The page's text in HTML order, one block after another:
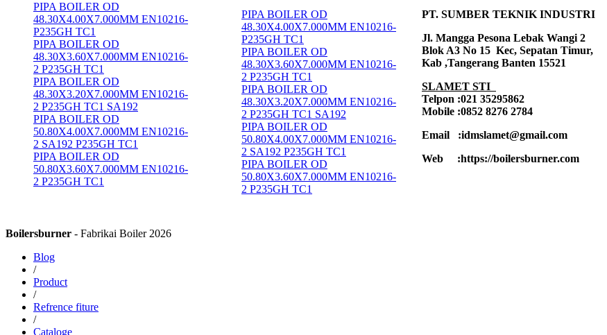
PIPA BOILER OD
48.30X4.00X7.000MM EN10216-
P235GH TC1
PIPA BOILER OD
48.30X3.60X7.000MM EN10216-
2 P235GH TC1
PIPA BOILER OD
48.30X3.20X7.000MM EN10216-
2 P235GH TC1 SA192
PIPA BOILER OD
50.80X4.00X7.000MM EN10216-
2 SA192 P235GH TC1
PIPA BOILER OD
50.80X3.60X7.000MM EN10216-
2 P235GH TC1
PIPA BOILER OD
48.30X4.00X7.000MM EN10216-
P235GH TC1
PIPA BOILER OD
48.30X3.60X7.000MM EN10216-
2 P235GH TC1
PIPA BOILER OD
48.30X3.20X7.000MM EN10216-
2 P235GH TC1 SA192
PIPA BOILER OD
50.80X4.00X7.000MM EN10216-
2 SA192 P235GH TC1
PIPA BOILER OD
50.80X3.60X7.000MM EN10216-
2 P235GH TC1
PT. SUMBER TEKNIK INDUSTRI
Jl. Mangga Pesona Lebak Wangi 2
Blok A3 No 15 Kec, Sepatan Timur,
Kab ,Tangerang Banten 15521
SLAMET STI
Telpon :021 35295862
Mobile :0852 8276 2784
Email :idmslamet@gmail.com
Web :https://boilersburner.com
Boilersburner - Fabrikai Boiler 2026
Blog
/
Product
/
Refrence fiture
/
Cataloge